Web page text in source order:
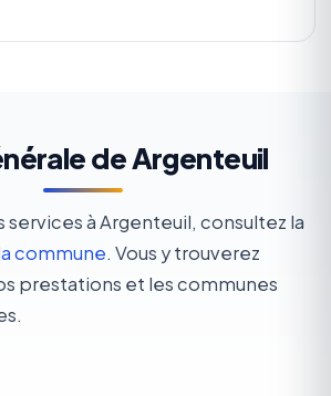
de Argenteuil
services à Argenteuil, consultez la
commune. Vous y trouverez
prestations et les communes